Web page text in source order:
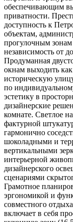
обеспечивающим
приватности.
доступность к
объектам,
прогулочным
независимость от
Продуманная
окнам выходить
историческую
по
эстетику в
дизайнерские
комнате. Светлое
фактурной
гармонично
шоколадными и
вертикальными
интерьерной
дизайнерского
сценариями
Грамотное
эргономикой и
совместного
включает в себя